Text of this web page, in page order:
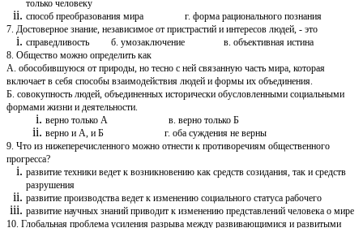
только человеку
способ преобразования мира г. форма рационального познания
7. Достоверное знание, независимое от пристрастий и интересов людей, - это
справедливость б. умозаключение в. объективная истина
8. Общество можно определить как
А. обособившуюся от природы, но тесно с ней связанную часть мира, которая
включает в себя способы взаимодействия людей и формы их объединения.
Б. совокупность людей, объединенных исторически обусловленными социальными
формами жизни и деятельности.
верно только А в. верно только Б
верно и А, и Б г. оба суждения не верны
9. Что из нижеперечисленного можно отнести к противоречиям общественного
прогресса?
развитие техники ведет к возникновению как средств созидания, так и средств
разрушения
развитие производства ведет к изменению социального статуса рабочего
развитие научных знаний приводит к изменению представлений человека о мире
10. Глобальная проблема усиления разрыва между развивающимися и развитыми